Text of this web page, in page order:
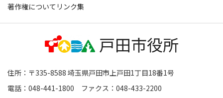
著作権について リンク集
住所：〒335-8588 埼玉県戸田市上戸田1丁目18番1号
電話：048-441-1800 ファクス：048-433-2200